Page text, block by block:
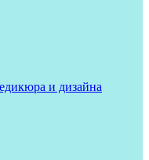
и дизайна